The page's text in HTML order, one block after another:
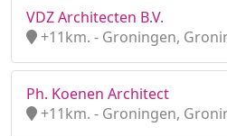
VDZ Architecten B.V.
+11km. - Groningen,
Ph. Koenen Architect
+11km. - Groningen,